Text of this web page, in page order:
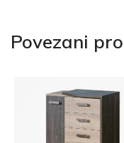
Povezani